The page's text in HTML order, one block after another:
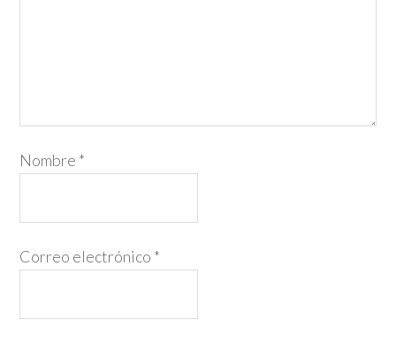
Nombre *
Correo electrónico *